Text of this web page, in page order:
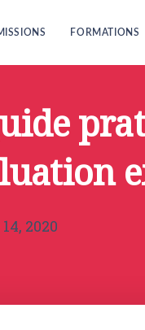
FORMATIONS
2020